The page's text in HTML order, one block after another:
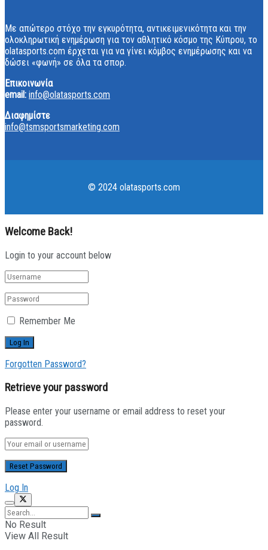
Με απώτερο στόχο την εγκυρότητα, αντικειμενικότητα και την
ολοκληρωτική ενημέρωση για τον αθλητικό κόσμο της Κύπρου, το
olatasports.com έρχεται για να γίνει κόμβος ενημέρωσης και να
δώσει «φωνή» σε όλα τα σπορ.
Επικοινωνία
email: info@olatasports.com
Διαφημίστε
info@tsmsportsmarketing.com
© 2024 olatasports.com
Welcome Back!
Login to your account below
Remember Me
Forgotten Password?
Retrieve your password
Please enter your username or email address to reset your
password.
Log In
No Result
View All Result